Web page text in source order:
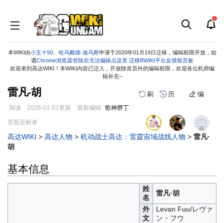
本WIKI由小五十50、 哈乌戴德·迪乌斯申请于2020年01月19日迁移，编辑权限开放，如
遇Chrome浏览器登陆后无法编辑点这里 迁移BWIKI平台反馈留言板
欢迎来到高达WIKI！本WIKI内容已迁入，开放除首页外的编辑权限，欢迎各位机师编
辑补充~
雷凡·胡 刷 历 编
阅读 2026-01-01更新 最新编辑: 歌神胖丁
跳
导
航
跳
搜
索
页面贡献者 :
高达WIKI > 高达人物 > 机动战士高达：雷霆宙域战线人物 > 雷凡·
胡
基本信息
姓
名
雷凡·胡
外
文
Levan Fuu/レヴァ
ン・フウ